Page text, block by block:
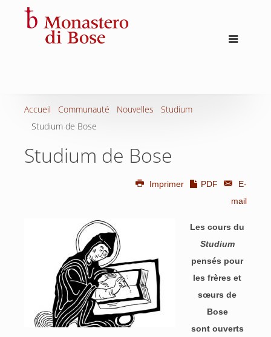
Accueil Communauté Nouvelles
Studium
Studium de Bose
Studium de Bose
Imprimer PDF
E-
mail
Les cours du
Studium
pensés pour
les frères et
sœurs de
Bose
sont ouverts